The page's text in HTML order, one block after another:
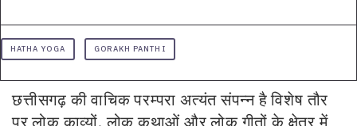
HATHA YOGA GORAKH PANTHI
छत्तीसगढ़ की वाचिक परम्परा अत्यंत संपन्न है विशेष तौर